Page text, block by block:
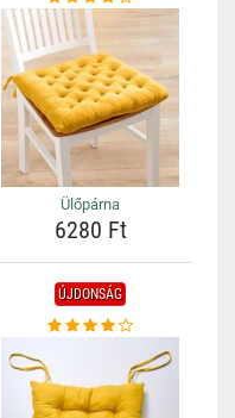
Ülőpárna
6280 Ft
ÚJDONSÁG